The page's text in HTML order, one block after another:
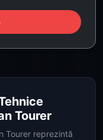
Tourer
Tourer reprezintă